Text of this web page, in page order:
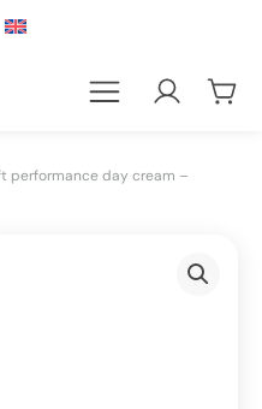
performance day cream –